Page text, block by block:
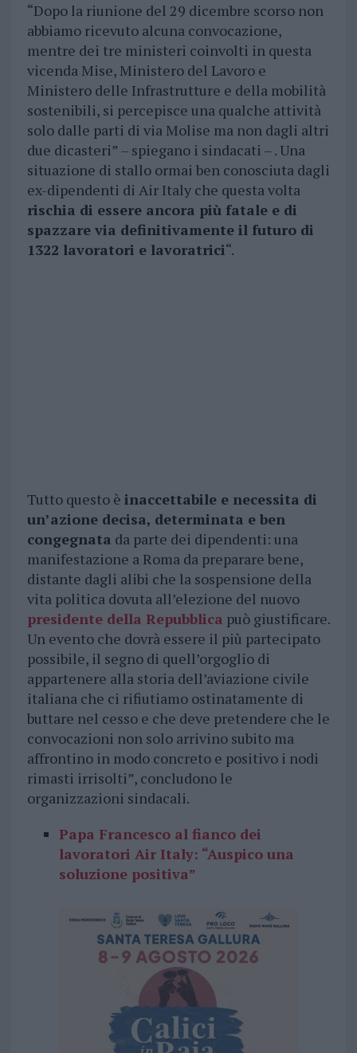
“Dopo la riunione del 29 dicembre scorso non
abbiamo ricevuto alcuna convocazione,
mentre dei tre ministeri coinvolti in questa
vicenda Mise, Ministero del Lavoro e
Ministero delle Infrastrutture e della mobilità
sostenibili, si percepisce una qualche attività
solo dalle parti di via Molise ma non dagli altri
due dicasteri” – spiegano i sindacati – . Una
situazione di stallo ormai ben conosciuta dagli
ex-dipendenti di Air Italy che questa volta
rischia di essere ancora più fatale e di
spazzare via definitivamente il futuro di
1322 lavoratori e lavoratrici“.
Tutto questo è inaccettabile e necessita di
un’azione decisa, determinata e ben
congegnata da parte dei dipendenti: una
manifestazione a Roma da preparare bene,
distante dagli alibi che la sospensione della
vita politica dovuta all’elezione del nuovo
presidente della Repubblica può giustificare.
Un evento che dovrà essere il più partecipato
possibile, il segno di quell’orgoglio di
appartenere alla storia dell’aviazione civile
italiana che ci rifiutiamo ostinatamente di
buttare nel cesso e che deve pretendere che le
convocazioni non solo arrivino subito ma
affrontino in modo concreto e positivo i nodi
rimasti irrisolti”, concludono le
organizzazioni sindacali.
Papa Francesco al fianco dei
lavoratori Air Italy: “Auspico una
soluzione positiva”